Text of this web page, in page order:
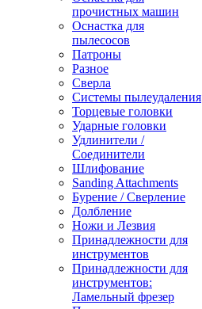
прочистных машин
Оснастка для
пылесосов
Патроны
Разное
Сверла
Системы пылеудаления
Торцевые головки
Ударные головки
Удлинители /
Соединители
Шлифование
Sanding Attachments
Бурение / Сверление
Долбление
Ножи и Лезвия
Принадлежности для
инструментов
Принадлежности для
инструментов:
Ламельный фрезер